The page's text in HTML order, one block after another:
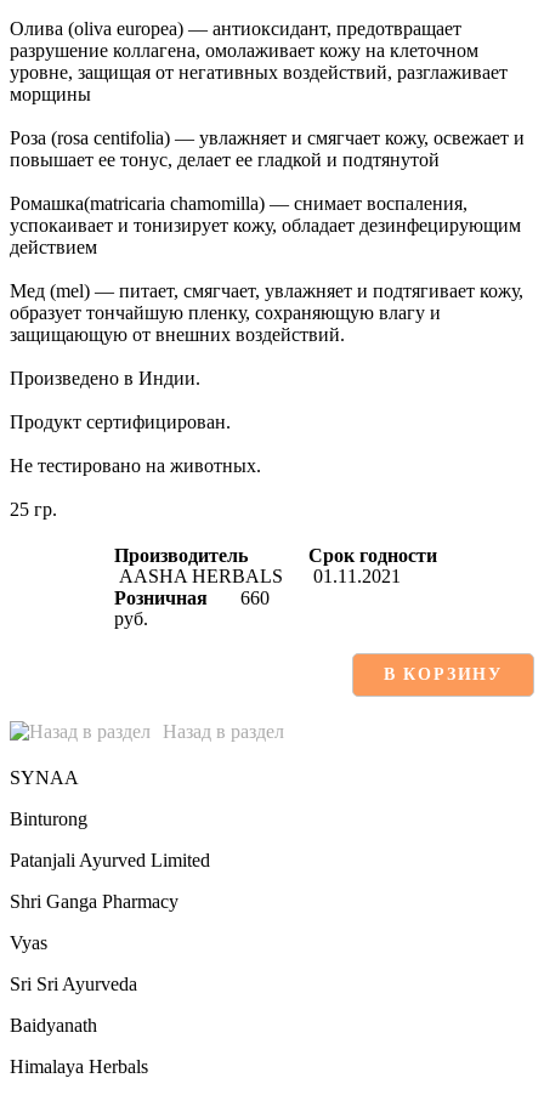
Олива (oliva europea) — антиоксидант, предотвращает
разрушение коллагена, омолаживает кожу на клеточном
уровне, защищая от негативных воздействий, разглаживает
морщины
Роза (rosa centifolia) — увлажняет и смягчает кожу, освежает и
повышает ее тонус, делает ее гладкой и подтянутой
Ромашка(matricaria chamomilla) — снимает воспаления,
успокаивает и тонизирует кожу, обладает дезинфецирующим
действием
Мед (mel) — питает, смягчает, увлажняет и подтягивает кожу,
образует тончайшую пленку, сохраняющую влагу и
защищающую от внешних воздействий.
Произведено в Индии.
Продукт сертифицирован.
Не тестировано на животных.
25 гр.
Производитель
AASHA HERBALS
Срок годности
01.11.2021
Розничная
660
руб.
В КОРЗИНУ
Назад в раздел
SYNAA
Binturong
Patanjali Ayurved Limited
Shri Ganga Pharmacy
Vyas
Sri Sri Ayurveda
Baidyanath
Himalaya Herbals